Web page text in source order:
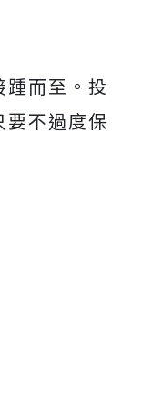
而至。投
不過度保